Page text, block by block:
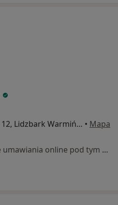
Ul. Warmińska 25 lok. 12, Lidzbark Warmiński • Mapa
Specjalista nie oferuje umawiania online pod tym adresem.